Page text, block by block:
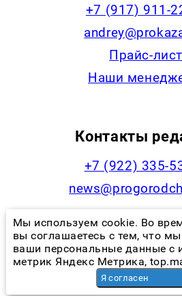
+7 (917) 911-
Прайс-лист
Наши
Контакты
+7 (922) 335-
Наша
Мы используем cookie. Во
вы соглашаетесь с тем, что
ваши персональные данные с
метрик Яндекс Метрика,
Я согласен